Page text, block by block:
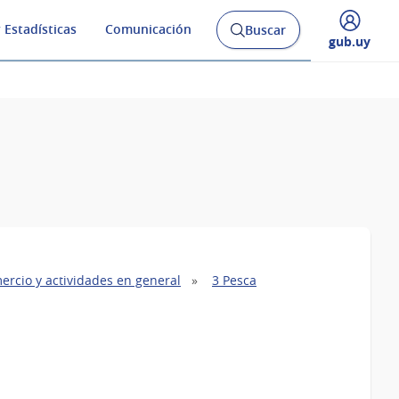
Estadísticas Comunicación
Abrir
buscador
Buscar
Desplegar
gub.uy
y actividades en general 3 Pesca